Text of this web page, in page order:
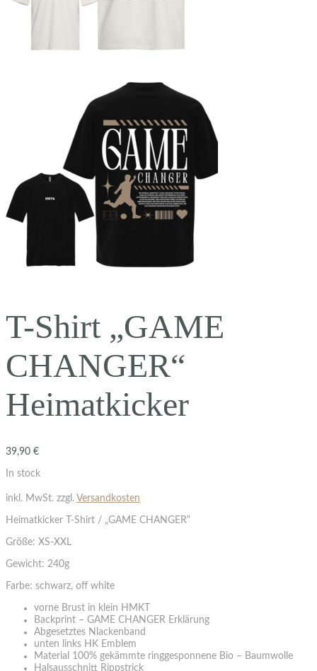
T-Shirt „GAME
CHANGER“
Heimatkicker
39,90 €
In stock
inkl. MwSt. zzgl. Versandkosten
Heimatkicker T-Shirt / „GAME CHANGER“
Größe: XS-XXL
Gewicht: 240g
Farbe: schwarz, off white
vorne Brust in klein HMKT
Backprint – GAME CHANGER Erklärung
Abgesetztes Nlackenband
unten links HK Emblem
Material 100% gekämmte ringgesponnene Bio – Baumwolle
Halsausschnitt Rippstrick